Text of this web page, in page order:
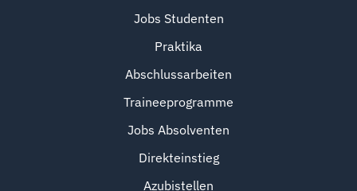
Jobs Studenten
Praktika
Abschlussarbeiten
Traineeprogramme
Jobs Absolventen
Direkteinstieg
Azubistellen